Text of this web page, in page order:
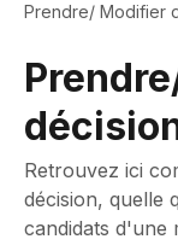
Prendre/ Modifier
Retrouvez ici
décision, quelle
candidats d'une